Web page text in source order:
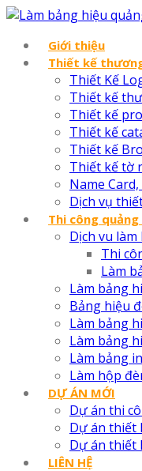
Giới thiệu
Thiết kế
Thiết Kế
Thiết kế
Thiết kế
Thiết kế
Thiết kế
Thiết kế tờ
Name
Dịch vụ
Thi công quảng
Dịch vu
Thi
Làm
Làm bảng
Bảng hiệu
Làm bảng
Làm bảng
Làm bảng
Làm hộp
DỰ ÁN MỚI
Dự án thi
Dự án thiết
Dự án thiết
LIÊN HỆ